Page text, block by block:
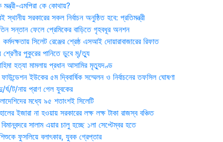
মন্ত্রী-এমপিরা কে কোথায়?
সরকারের সকল নির্বাচন অনুষ্ঠিত হবে: প্রতিমন্ত্রী
সন্তান ফেলে প্রেমিকের বাড়িতে গৃহবধূর অনশন
সিলেট রেঞ্জের শ্রেষ্ঠ এসআই দোয়ারাবাজারের রিফাত
শ্রেণীর পুকুরের পানিতে ডুবে মৃ/ত্যু
হত্যা মামলায় প্রধান আসামির মৃত্যুদণ্ড
ইউকের ৫ম দ্বিবার্ষিক সম্মেলন ও নির্বাচনের তফসিল ঘোষণা
ট/নায় প্রাণ গেল যুবকের
মধ্যে ৯৫ শতাংশই সিলেটি
ইজারা না হওয়ায় সরকারের লক্ষ লক্ষ টাকা রাজস্ব বঞ্চিত
সালাম এয়ার চালু হচ্ছে ১লা সেপ্টেম্বর হতে
ফুসলিয়ে বলাৎকার, যুবক গ্রেপ্তার